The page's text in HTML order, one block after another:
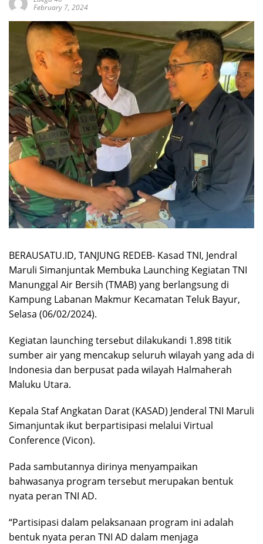
February 7, 2024
BERAUSATU.ID, TANJUNG REDEB- Kasad TNI, Jendral
Maruli Simanjuntak Membuka Launching Kegiatan TNI
Manunggal Air Bersih (TMAB) yang berlangsung di
Kampung Labanan Makmur Kecamatan Teluk Bayur,
Selasa (06/02/2024).
Kegiatan launching tersebut dilakukandi 1.898 titik
sumber air yang mencakup seluruh wilayah yang ada di
Indonesia dan berpusat pada wilayah Halmaherah
Maluku Utara.
Kepala Staf Angkatan Darat (KASAD) Jenderal TNI Maruli
Simanjuntak ikut berpartisipasi melalui Virtual
Conference (Vicon).
Pada sambutannya dirinya menyampaikan
bahwasanya program tersebut merupakan bentuk
nyata peran TNI AD.
“Partisipasi dalam pelaksanaan program ini adalah
bentuk nyata peran TNI AD dalam menjaga